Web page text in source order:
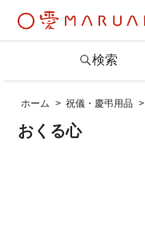
検索
ホーム > 祝儀・慶弔用品 >
おくる心